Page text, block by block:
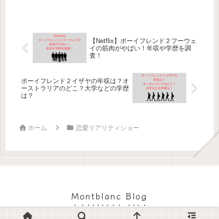
【Netflix】ボーイフレンド２フーウェ
イの筋肉がやばい！年収や学歴を調
査！
ボーイフレンド２イザヤの年収は？オ
ーストラリアのどこ？大学などの学歴
は？
ホーム 恋愛リアリティショー
Montblanc Blog